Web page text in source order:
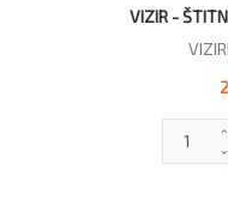
VIZIR -